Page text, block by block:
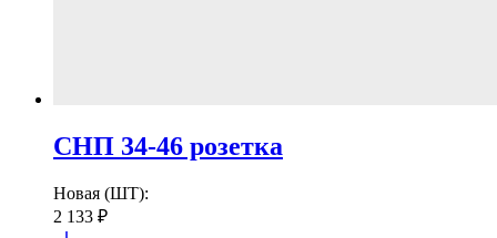
СНП 34-46 розетка
Новая (ШТ):
2 133 ₽